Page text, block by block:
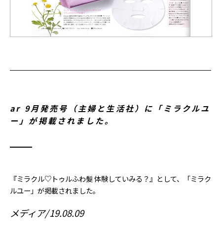
ar 9月発売号（主婦と生活社）に「ミラクルユ
ー」が掲載されました。
『ミラクル♡トゥルふわ髮 体験していみる？』として、「ミラク
ルユー」が掲載されました。
メディア 19.08.09